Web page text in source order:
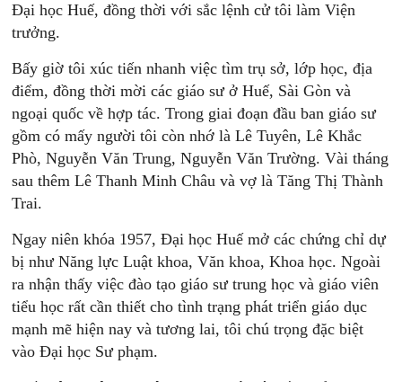
Đại học Huế, đồng thời với sắc lệnh cử tôi làm Viện
trưởng.
Bấy giờ tôi xúc tiến nhanh việc tìm trụ sở, lớp học, địa
điểm, đồng thời mời các giáo sư ở Huế, Sài Gòn và
ngoại quốc về hợp tác. Trong giai đoạn đầu ban giáo sư
gồm có mấy người tôi còn nhớ là Lê Tuyên, Lê Khắc
Phò, Nguyễn Văn Trung, Nguyễn Văn Trường. Vài tháng
sau thêm Lê Thanh Minh Châu và vợ là Tăng Thị Thành
Trai.
Ngay niên khóa 1957, Đại học Huế mở các chứng chỉ dự
bị như Năng lực Luật khoa, Văn khoa, Khoa học. Ngoài
ra nhận thấy việc đào tạo giáo sư trung học và giáo viên
tiểu học rất cần thiết cho tình trạng phát triển giáo dục
mạnh mẽ hiện nay và tương lai, tôi chú trọng đặc biệt
vào Đại học Sư phạm.